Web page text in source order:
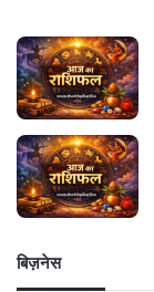
बिज़नेस